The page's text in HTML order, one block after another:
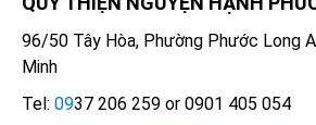
96/50 Tây Hòa, Phường Phước Long
Minh
Tel: 0937 206 259 or 0901 405 054